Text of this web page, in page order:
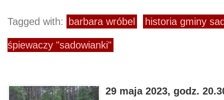
Tagged with: barbara wróbel historia gminy
śpiewaczy "sadowianki"
29 maja 2023, godz.